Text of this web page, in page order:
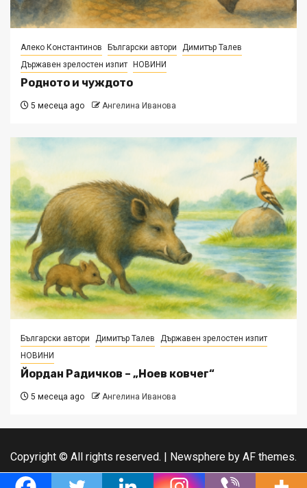
Алеко Константинов Български автори
Димитър Талев
Държавен зрелостен изпит НОВИНИ
Родното и чуждото
5 месеца ago Ангелина Иванова
Български автори Димитър Талев
Държавен зрелостен изпит
НОВИНИ
Йордан Радичков – „Ноев ковчег“
5 месеца ago Ангелина Иванова
Copyright © All rights reserved. | Newsphere by AF themes.